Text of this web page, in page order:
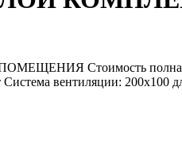
Стоимость полная:
вентиляции: 200х100